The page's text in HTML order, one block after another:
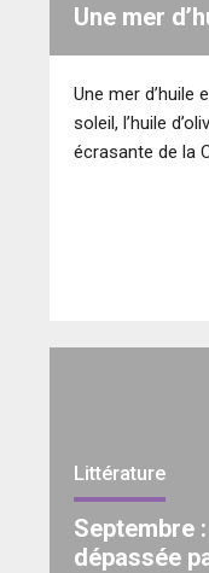
Une mer
Une mer d’huile
soleil, l’huile
écrasante de la
Littérature
Septembre
dépassée